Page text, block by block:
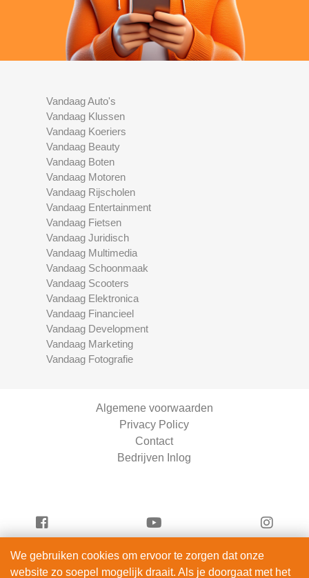
Vandaag Auto's
Vandaag Klussen
Vandaag Koeriers
Vandaag Beauty
Vandaag Boten
Vandaag Motoren
Vandaag Rijscholen
Vandaag Entertainment
Vandaag Fietsen
Vandaag Juridisch
Vandaag Multimedia
Vandaag Schoonmaak
Vandaag Scooters
Vandaag Elektronica
Vandaag Financieel
Vandaag Development
Vandaag Marketing
Vandaag Fotografie
Algemene voorwaarden
Privacy Policy
Contact
Bedrijven Inlog
Vandaag Fietsen is onderdeel van
We gebruiken cookies om ervoor te zorgen dat onze
website zo soepel mogelijk draait. Als je doorgaat met het